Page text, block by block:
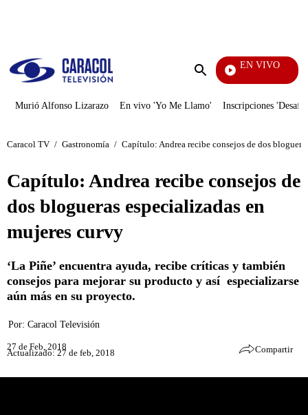
Enviar
EN VIVO
Día A Día
Murió Alfonso Lizarazo En vivo 'Yo Me Llamo' Inscripciones
Caracol TV / Gastronomía / Capítulo: Andrea recibe consejos de dos
Capítulo: Andrea recibe consejos de
dos blogueras especializadas en
mujeres curvy
‘La Piñe’ encuentra ayuda, recibe críticas y también
consejos para mejorar su producto y así especializarse
aún más en su proyecto.
Por: Caracol Televisión
27 de Feb, 2018
Actualizado: 27 de feb, 2018 Compartir